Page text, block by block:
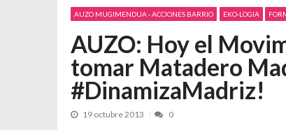
AUZO MUGIMENDUA - ACCIONES BARRIO EKO-LOGIA
AUZO: Hoy el
tomar Matadero
#DinamizaMadriz!
19 octubre 2013 0